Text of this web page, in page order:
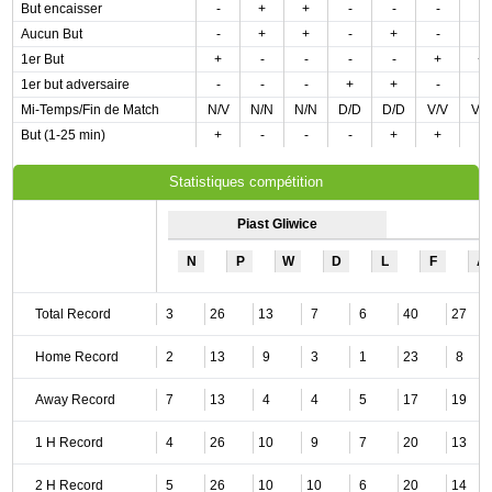
But encaisser - + + - - -
Aucun But
- + + - + -
1er But
+ - - - - +
+
1er but adversaire
- - - + + -
Mi-Temps/Fin de Match
N/V N/N N/N D/D D/D V/V
V/V
But (1-25 min)
+ - - - + +
Statistiques compétition
Piast Gliwice
N P W D L F A
Total Record 3 26 13 7 6 40 27
Home Record 2 13 9 3 1 23 8
Away Record 7 13 4 4 5 17 19
1 H Record 4 26 10 9 7 20 13
2 H Record 5 26 10 10 6 20 14